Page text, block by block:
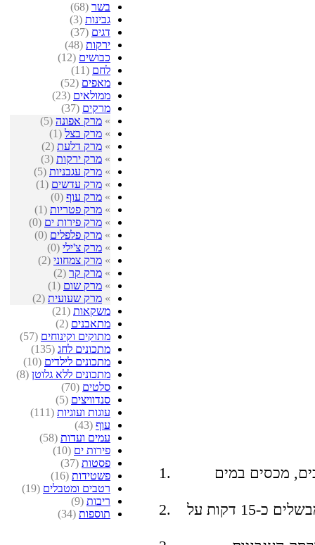
בשר (68)
גבינות (3)
דגים (37)
ירקות (48)
כבושים (12)
לחם (11)
מאפים (52)
ממולאים (23)
מרקים (37)
» מרק אפונה (5)
» מרק בצל (1)
» מרק דלעת (2)
» מרק ירקות (3)
» מרק עגבניות (5)
» מרק עדשים (1)
» מרק עוף (0)
» מרק פטריות (1)
» מרק פירות ים (0)
» מרק פלפלים (0)
» מרק צ'ילי (0)
» מרק צמחוני (2)
» מרק קר (2)
» מרק שום (1)
» מרק שעועית (2)
משקאות (21)
מתאבנים (2)
מתוקים וקינוחים (57)
מתכונים לחג (135)
מתכונים לילדים (10)
מתכונים ללא גלוטן (8)
סלטים (70)
סנדוויצים (5)
עוגות ועוגיות (111)
עוף (43)
עמים ועדות (58)
פירות ים (10)
פסטות (37)
פשטידות (16)
רטבים ומטבלים (19)
ריבות (9)
תוספות (34)
מכסים במים